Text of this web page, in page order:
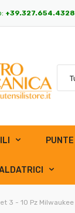
+39.327.654.4328
PUNTE
3 - 10 Pz Milwaukee